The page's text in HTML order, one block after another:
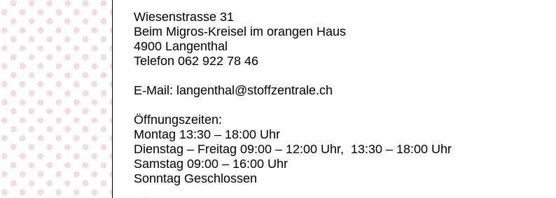
Wiesenstrasse 31
Beim Migros-Kreisel im orangen Haus
4900 Langenthal
Telefon 062 922 78 46
E-Mail: langenthal@stoffzentrale.ch
Öffnungszeiten:
Montag 13:30 – 18:00 Uhr
Dienstag – Freitag 09:00 – 12:00 Uhr, 13:30 – 18:00 Uhr
Samstag 09:00 – 16:00 Uhr
Sonntag Geschlossen